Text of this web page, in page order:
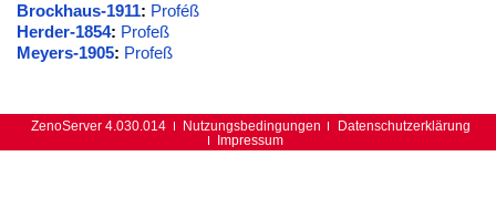
Brockhaus-1911: Proféß
Herder-1854: Profeß
Meyers-1905: Profeß
ZenoServer 4.030.014 Nutzungsbedingungen
Datenschutzerklärung
Impressum